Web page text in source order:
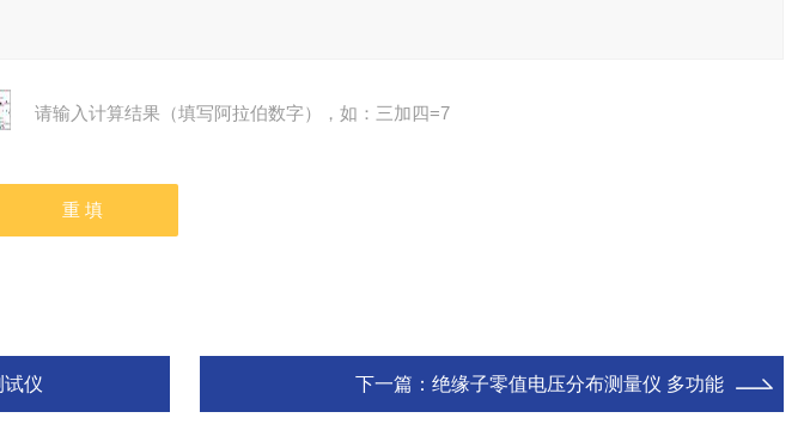
请输入计算结果（填写阿拉伯数字），如：三加四=7
仪 下一篇： 绝缘子零值电压分布测量仪 多功能